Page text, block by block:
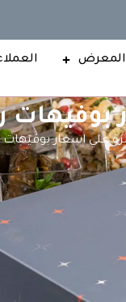
المعرض
علي اسعار